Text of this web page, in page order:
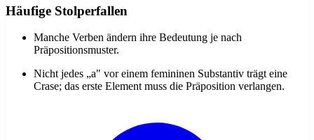
Häufige Stolperfallen
Manche Verben ändern ihre Bedeutung je nach
Präpositionsmuster.
Nicht jedes „a" vor einem femininen Substantiv trägt eine
Crase; das erste Element muss die Präposition verlangen.